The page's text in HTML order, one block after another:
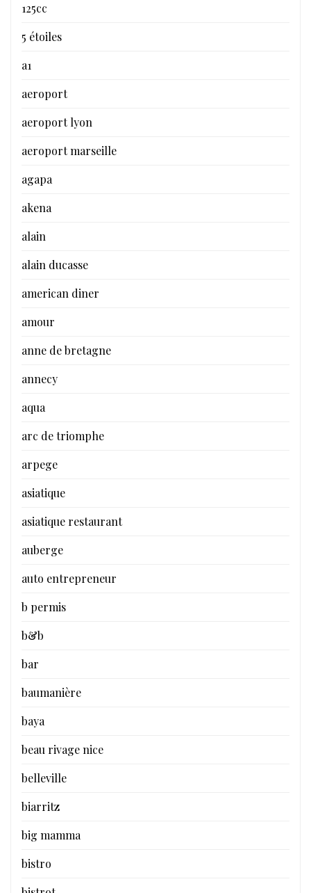
125cc
5 étoiles
a1
aeroport
aeroport lyon
aeroport marseille
agapa
akena
alain
alain ducasse
american diner
amour
anne de bretagne
annecy
aqua
arc de triomphe
arpege
asiatique
asiatique restaurant
auberge
auto entrepreneur
b permis
b&b
bar
baumanière
baya
beau rivage nice
belleville
biarritz
big mamma
bistro